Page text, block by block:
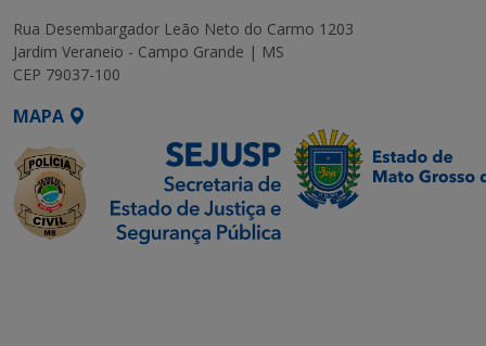
Rua Desembargador Leão Neto do Carmo 1203
Jardim Veraneio - Campo Grande | MS
CEP 79037-100
MAPA